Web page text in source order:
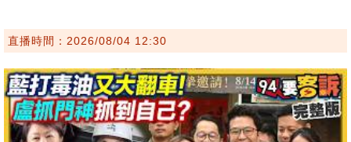
直播時間：2026/08/04 12:30